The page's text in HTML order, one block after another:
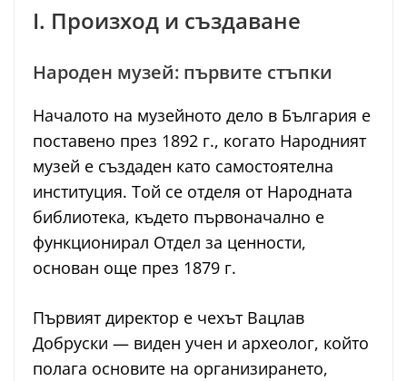
I. Произход и създаване
Народен музей: първите стъпки
Началото на музейното дело в България е
поставено през 1892 г., когато Народният
музей е създаден като самостоятелна
институция. Той се отделя от Народната
библиотека, където първоначално е
функционирал Отдел за ценности,
основан още през 1879 г.
Първият директор е чехът Вацлав
Добруски — виден учен и археолог, който
полага основите на организирането,